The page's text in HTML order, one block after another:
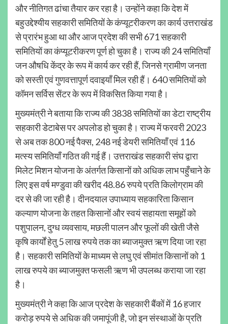
और नीतिगत ढांचा तैयार कर रहा है। उन्होंने कहा कि देश में
बहुउद्देश्यीय सहकारी समितियों के कंप्यूटरीकरण का कार्य उत्तराखंड
से प्रारंभ हुआ था और आज प्रदेश की सभी 671 सहकारी
समितियों का कंप्यूटरीकरण पूर्ण हो चुका है। राज्य की 24 समितियाँ
जन औषधि केंद्र के रूप में कार्य कर रही हैं, जिनसे ग्रामीण जनता
को सस्ती एवं गुणवत्तापूर्ण दवाइयाँ मिल रही हैं। 640 समितियों को
कॉमन सर्विस सेंटर के रूप में विकसित किया गया है।
मुख्यमंत्री ने बताया कि राज्य की 3838 समितियों का डेटा राष्ट्रीय
सहकारी डेटाबेस पर अपलोड हो चुका है। राज्य में फरवरी 2023
से अब तक 800 नई पैक्स, 248 नई डेयरी समितियाँ एवं 116
मत्स्य समितियाँ गठित की गई हैं। उत्तराखंड सहकारी संघ द्वारा
मिलेट मिशन योजना के अंतर्गत किसानों को अधिक लाभ पहुँचाने के
लिए इस वर्ष मण्डुवा की खरीद 48.86 रुपये प्रति किलोग्राम की
दर से की जा रही है। दीनदयाल उपाध्याय सहकारिता किसान
कल्याण योजना के तहत किसानों और स्वयं सहायता समूहों को
पशुपालन, दुग्ध व्यवसाय, मछली पालन और फूलों की खेती जैसे
कृषि कार्यों हेतु 5 लाख रुपये तक का ब्याजमुक्त ऋण दिया जा रहा
है। सहकारी समितियों के माध्यम से लघु एवं सीमांत किसानों को 1
लाख रुपये का ब्याजमुक्त फसली ऋण भी उपलब्ध कराया जा रहा
है।
मुख्यमंत्री ने कहा कि आज प्रदेश के सहकारी बैंकों में 16 हजार
करोड़ रुपये से अधिक की जमापूंजी है, जो इन संस्थाओं के प्रति